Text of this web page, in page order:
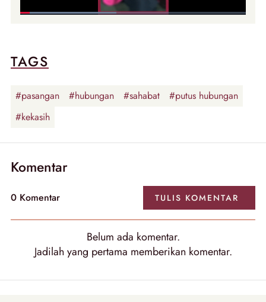
TAGS
#pasangan #hubungan #sahabat
#putus hubungan
#kekasih
Komentar
0 Komentar TULIS KOMENTAR
Belum ada komentar.
Jadilah yang pertama memberikan komentar.